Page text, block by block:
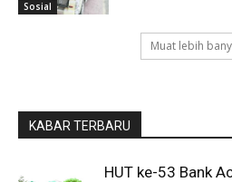
Sosial
Muat lebih
KABAR TERBARU
HUT ke-53 Bank